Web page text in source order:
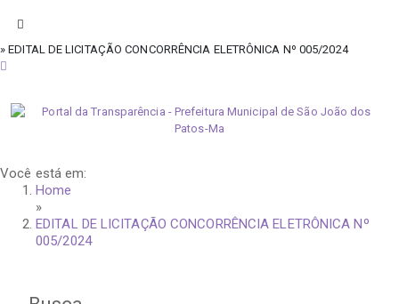
» EDITAL DE LICITAÇÃO CONCORRÊNCIA ELETRÔNICA Nº 005/2024
Você está em:
Home
»
EDITAL DE LICITAÇÃO CONCORRÊNCIA ELETRÔNICA Nº
005/2024